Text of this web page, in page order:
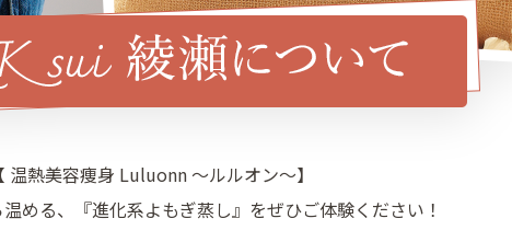
熱美容痩身 Luluonn 〜ルルオン〜】
める、『進化系よもぎ蒸し』をぜひご体験ください！